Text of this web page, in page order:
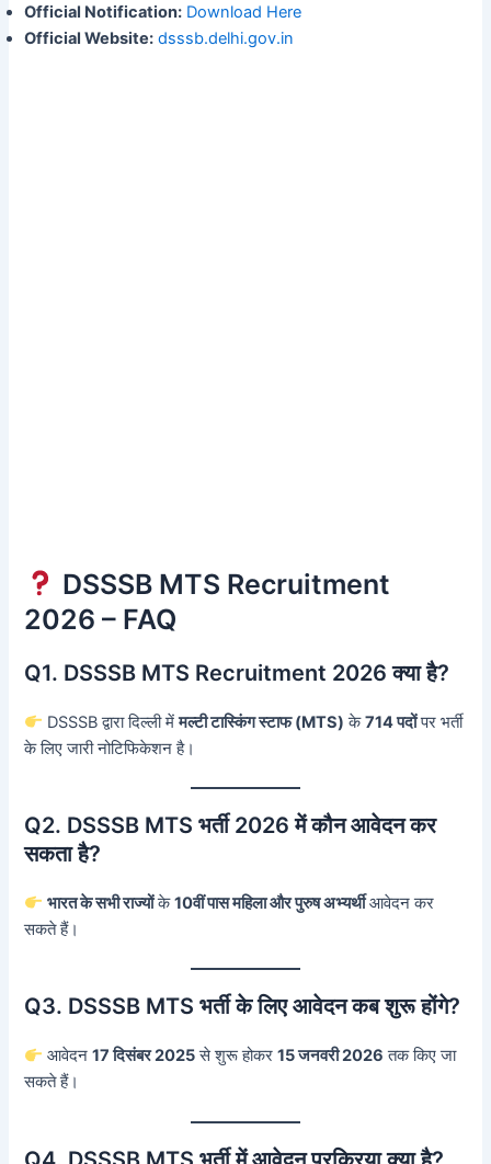
Official Notification: Download Here
Official Website: dsssb.delhi.gov.in
DSSSB MTS Recruitment
2026 – FAQ
Q1. DSSSB MTS Recruitment 2026 क्या है?
DSSSB द्वारा दिल्ली मेंमल्टी टास्किंग स्टाफ (MTS) के714 पदोंपर भर्ती
के लिए जारी नोटिफिकेशन है।
Q2. DSSSB MTS भर्ती 2026 में कौन आवेदन कर
सकता है?
भारत के सभी राज्योंके10वीं पास महिला और पुरुष अभ्यर्थीआवेदन कर
सकते हैं।
Q3. DSSSB MTS भर्ती के लिए आवेदन कब शुरू होंगे?
आवेदन17 दिसंबर 2025से शुरू होकर15 जनवरी 2026 तक किए जा
सकते हैं।